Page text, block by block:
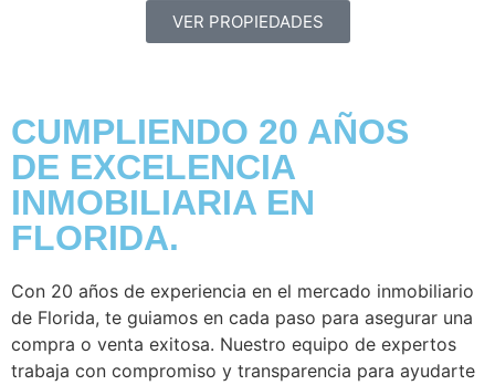
VER PROPIEDADES
CUMPLIENDO 20 AÑOS
DE EXCELENCIA
INMOBILIARIA EN
FLORIDA.
Con 20 años de experiencia en el mercado inmobiliario
de Florida, te guiamos en cada paso para asegurar una
compra o venta exitosa. Nuestro equipo de expertos
trabaja con compromiso y transparencia para ayudarte